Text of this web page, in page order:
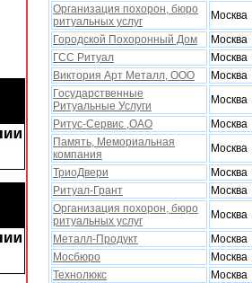
Организация похорон, бюро
ритуальных услуг
Москва
Городской Похоронный Дом
Москва
ГСС Ритуал
Москва
Виктория Арт Металл, ООО
Москва
Государственные
Ритуальные Услуги
Москва
Ритус-Сервис ,ОАО
Москва
Память, Мемориальная
компания
Москва
ТриоДвери
Москва
Ритуал-Грант
Москва
Организация похорон, бюро
ритуальных услуг
Москва
Металл-Продукт
Москва
Мосбюро
Москва
Технолюкс
Москва